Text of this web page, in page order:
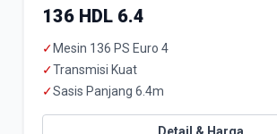
136 HDL 6.4
✓ Mesin 136 PS Euro 4
✓Transmisi Kuat
✓Sasis Panjang 6.4m